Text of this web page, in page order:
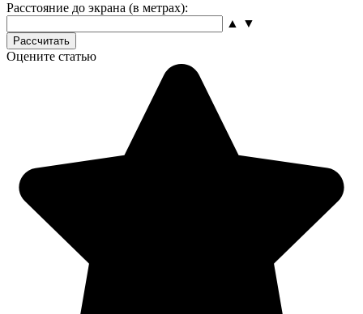
Расстояние до экрана (в метрах):
▲
▼
Рассчитать
Оцените статью